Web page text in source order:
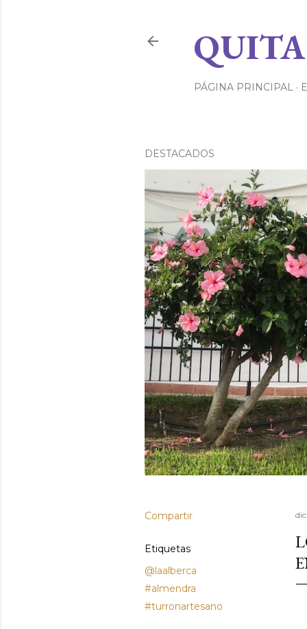
PÁGINA PRINCIPAL
DESTACADOS
Compartir
Etiquetas
@laalberca
#almendra
#turronartesano